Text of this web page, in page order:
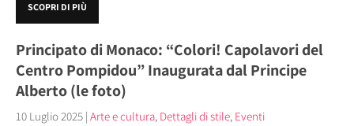
SCOPRI DI PIÙ
Principato di Monaco: “Colori! Capolavori del
Centro Pompidou” Inaugurata dal Principe
Alberto (le foto)
10 Luglio 2025 | Arte e cultura, Dettagli di stile, Eventi